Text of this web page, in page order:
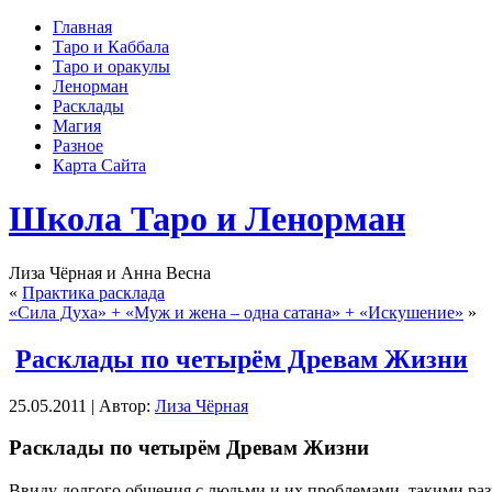
Главная
Таро и Каббала
Таро и оракулы
Ленорман
Расклады
Магия
Разное
Карта Сайта
Школа Таро и Ленорман
Лиза Чёрная и Анна Весна
« Практика расклада
«Сила Духа» + «Муж и жена – одна сатана» + «Искушение» »
Расклады по четырём Древам Жизни
25.05.2011 | Автор: Лиза Чёрная
Расклады по четырём Древам Жизни